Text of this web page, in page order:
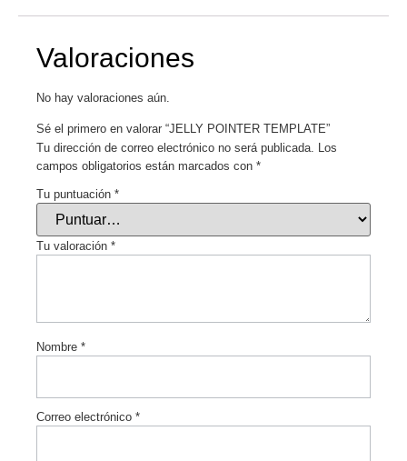
Valoraciones
No hay valoraciones aún.
Sé el primero en valorar “JELLY POINTER TEMPLATE”
Tu dirección de correo electrónico no será publicada. Los
campos obligatorios están marcados con *
Tu puntuación *
Tu valoración *
Nombre *
Correo electrónico *